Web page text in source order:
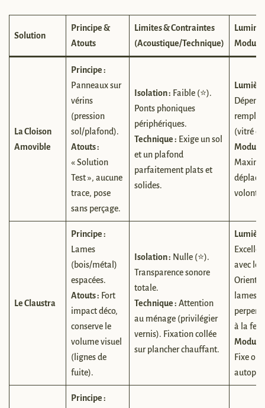
Solution
Principe &
Atouts
Limites & Contraintes
(Acoustique/Technique)
La Cloison
Amovible
Principe :
Panneaux sur
vérins
(pression
sol/plafond).
Atouts :
« Solution
Test », aucune
trace, pose
sans perçage.
Isolation : Faible (⭐).
Ponts phoniques
périphériques.
Technique : Exige un sol
et un plafond
parfaitement plats et
solides.
Dépend
(vitré
volonté.
Le Claustra
Principe :
Lames
(bois/métal)
espacées.
Atouts : Fort
impact déco,
conserve le
volume visuel
(lignes de
fuite).
Isolation : Nulle (⭐).
Transparence sonore
totale.
Technique : Attention
au ménage (privilégier
vernis). Fixation collée
sur plancher chauffant.
avec
lames
à la
Fixe ou
Principe :